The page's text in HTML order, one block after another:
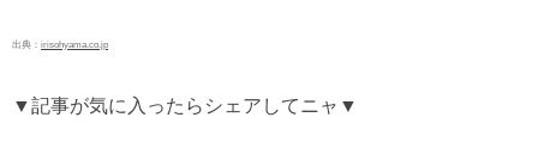
出典： irisohyama.co.jp
▼記事が気に入ったらシェアしてニャ▼